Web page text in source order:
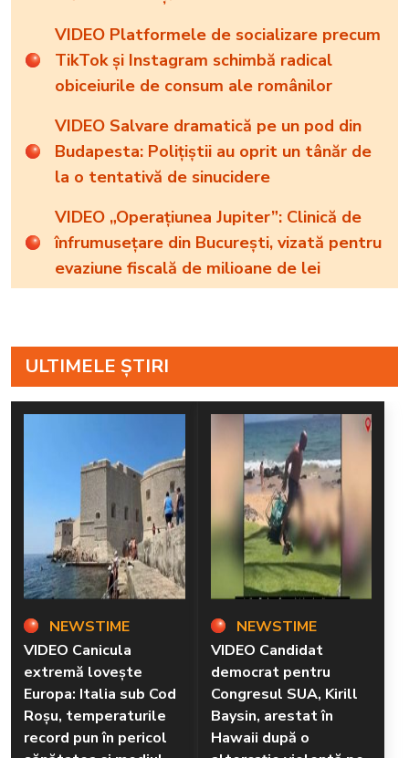
VIDEO Platformele de socializare precum
TikTok și Instagram schimbă radical
obiceiurile de consum ale românilor
VIDEO Salvare dramatică pe un pod din
Budapesta: Polițiștii au oprit un tânăr de
la o tentativă de sinucidere
VIDEO „Operațiunea Jupiter”: Clinică de
înfrumusețare din București, vizată pentru
evaziune fiscală de milioane de lei
ULTIMELE ȘTIRI
NEWSTIME
VIDEO Canicula
extremă lovește
Europa: Italia sub Cod
Roșu, temperaturile
record pun în pericol
NEWSTIME
VIDEO Candidat
democrat pentru
Congresul SUA, Kirill
Baysin, arestat în
Hawaii după o